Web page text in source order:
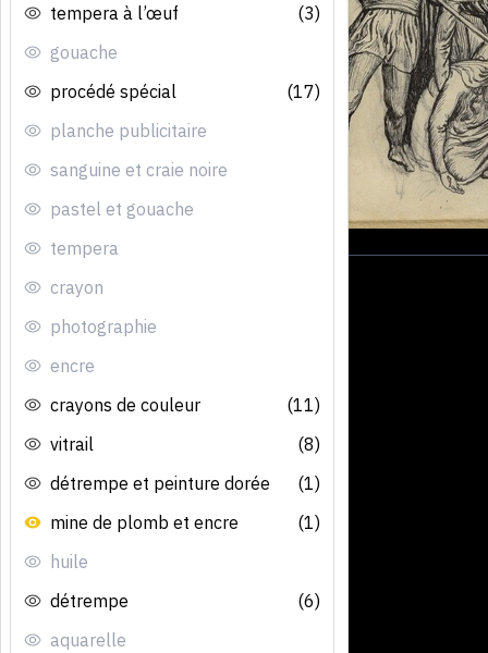
tempera à l’œuf
(3)
gouache
procédé spécial
(17)
planche publicitaire
sanguine et craie noire
pastel et gouache
tempera
crayon
photographie
encre
crayons de couleur
(11)
vitrail
(8)
détrempe et peinture dorée
(1)
mine de plomb et encre
(1)
huile
détrempe
(6)
aquarelle